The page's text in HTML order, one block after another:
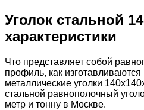
Уголок стальной
характеристики
Что представляет собой
профиль, как
металлические уголки
стальной равнополочный
метр и тонну в Москве.